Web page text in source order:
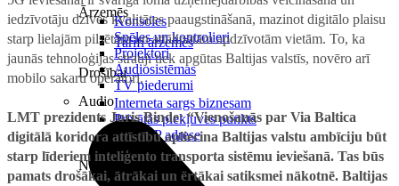
Ārzemēs
Tarifi ārzemēs
Drošībai
Interneta sargs biznesam
Privātās piekļuves punkts
Reālā IP adrese
Noderīgi
Konsoles
Spēles un kontrolieri
Projektori
Audiosistēmas
TV piederumi
Audio
iedzīvotāju dzīves kvalitātes paaugstināšanā, mazinot digitālo plaisu
starp lielajām pilsētām un attālinātām apdzīvotām vietām. To, ka
jaunās tehnoloģijas strauji tiek apgūtas Baltijas valstīs, novēro arī
mobilo sakaru operatori.
LMT prezidents Juris Binde: “Vienošanās par Via Baltica
digitālā koridora attīstību apliecina Baltijas valstu ambīciju būt
starp līderiem inteliģento transporta sistēmu ieviešanā. Tas būs
pamats drošākai, ātrākai un ērtākai satiksmei nākotnē. Baltijas